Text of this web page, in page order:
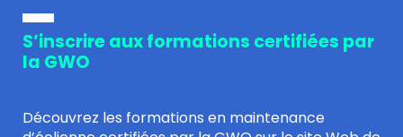
S’inscrire aux formations certifiées par
la GWO
Découvrez les formations en maintenance